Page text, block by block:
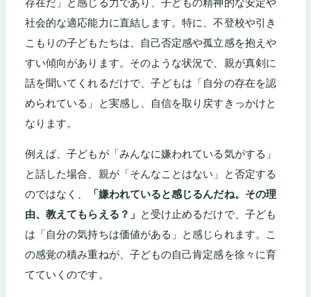
社会的な適応能力に直結します。特に、不登校や引き
こもりの子どもたちは、自己否定感や孤立感を抱えや
すい傾向があります。そのような状況で、親が真剣に
話を聞いてくれるだけで、子どもは「自分の存在を認
められている」と実感し、自信を取り戻すきっかけと
なります。
例えば、子どもが「みんなに嫌われている気がする」
と話した場合、親が「そんなことはない」と否定する
のではなく、
「嫌われていると感じるんだね。その理
由、教えてもらえる？」 と受け止めるだけで、子ども
は「自分の気持ちは価値がある」と感じられます。こ
の感覚の積み重ねが、子どもの自己肯定感を徐々に育
てていくのです。